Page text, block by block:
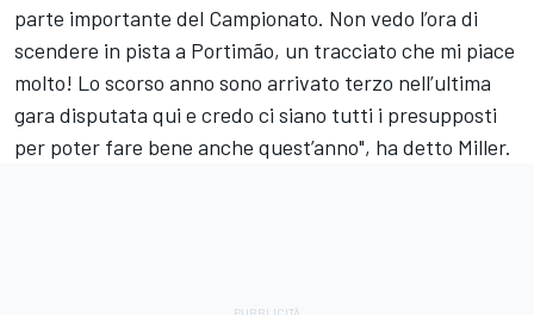
parte importante del Campionato. Non vedo l’ora di
scendere in pista a Portimão, un tracciato che mi piace
molto! Lo scorso anno sono arrivato terzo nell’ultima
gara disputata qui e credo ci siano tutti i presupposti
per poter fare bene anche quest’anno", ha detto Miller.